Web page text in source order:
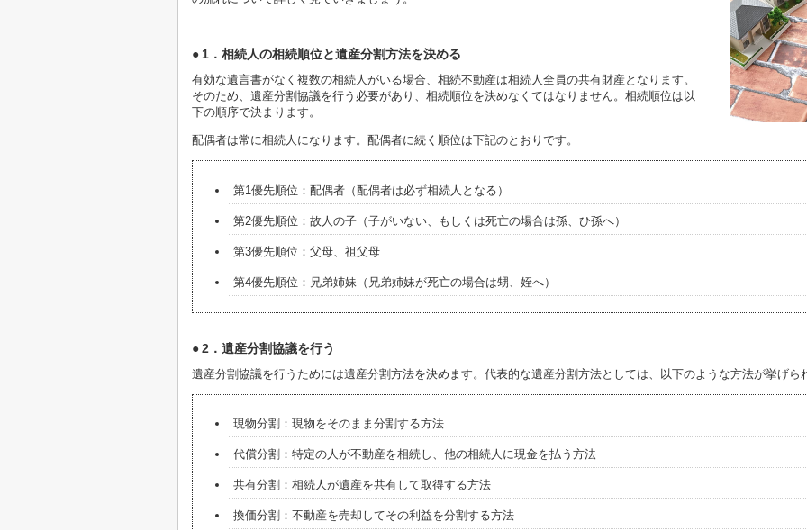
1．相続人の相続順位と遺産分割方法を決める
有効な遺言書がなく複数の相続人がいる場合、相続不動産は相続人全員の共有財産となります。
そのため、遺産分割協議を行う必要があり、相続順位を決めなくてはなりません。相続順位は以
下の順序で決まります。
配偶者は常に相続人になります。配偶者に続く順位は下記のとおりです。
第1優先順位：配偶者（配偶者は必ず相続人となる）
第2優先順位：故人の子（子がいない、もしくは死亡の場合は孫、ひ孫へ）
第3優先順位：父母、祖父母
第4優先順位：兄弟姉妹（兄弟姉妹が死亡の場合は甥、姪へ）
2．遺産分割協議を行う
遺産分割協議を行うためには遺産分割方法を決めます。代表的な遺産分割方法としては、以下のような方法が挙げら
現物分割：現物をそのまま分割する方法
代償分割：特定の人が不動産を相続し、他の相続人に現金を払う方法
共有分割：相続人が遺産を共有して取得する方法
換価分割：不動産を売却してその利益を分割する方法